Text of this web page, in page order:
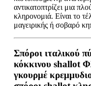
αντικατοπτρίζει μια
κληρονομιά. Είναι το
μαγειρικής ή σοβαρό
Σπόροι ιταλικού
κόκκινου shallot
γκουρμέ